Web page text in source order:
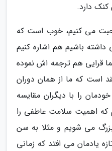
دارد.
می کنیم، خوب است که
باشیم هم اشاره کنیم
قرایی هم ترجمه اش نموده
است که ما از همان دوران
را با دیگران مقایسه
که اهمیت سلامت عاطفی را
می شویم و مثلا به سن
یادمان می افتد که زمانی